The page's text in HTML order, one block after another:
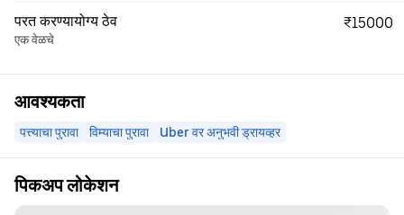
परत करण्यायोग्य ठेव
एक वेळचे
₹15000
आवश्यकता
पत्त्याचा पुरावा विम्याचा पुरावा Uber वर अनुभवी ड्रायव्हर
पिकअप लोकेशन